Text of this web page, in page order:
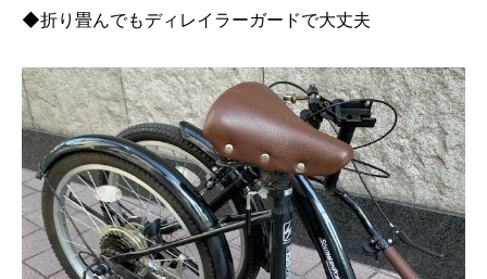
◆折り畳んでもディレイラーガードで大丈夫